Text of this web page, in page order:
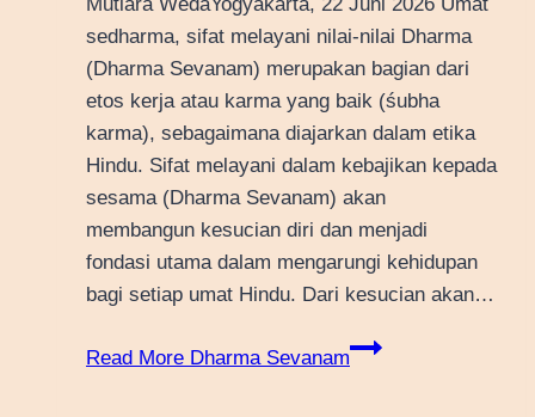
sedharma, sifat melayani nilai-nilai Dharma
(Dharma Sevanam) merupakan bagian dari
etos kerja atau karma yang baik (śubha
karma), sebagaimana diajarkan dalam etika
Hindu. Sifat melayani dalam kebajikan kepada
sesama (Dharma Sevanam) akan
membangun kesucian diri dan menjadi
fondasi utama dalam mengarungi kehidupan
bagi setiap umat Hindu. Dari kesucian akan…
Read More Dharma Sevanam